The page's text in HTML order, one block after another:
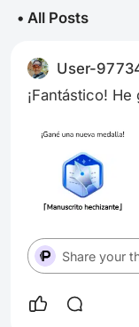
• All Posts
User-
¡Fantástico!
Share your